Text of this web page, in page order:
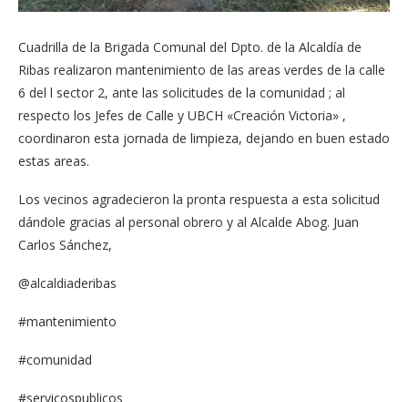
Cuadrilla de la Brigada Comunal del Dpto. de la Alcaldía de
Ribas realizaron mantenimiento de las areas verdes de la calle
6 del l sector 2, ante las solicitudes de la comunidad ; al
respecto los Jefes de Calle y UBCH «Creación Victoria» ,
coordinaron esta jornada de limpieza, dejando en buen estado
estas areas.
Los vecinos agradecieron la pronta respuesta a esta solicitud
dándole gracias al personal obrero y al Alcalde Abog. Juan
Carlos Sánchez,
@alcaldiaderibas
#mantenimiento
#comunidad
#servicospublicos